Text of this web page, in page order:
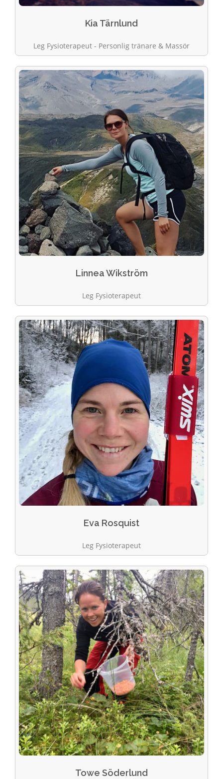
Kia Tärnlund
Leg Fysioterapeut - Personlig tränare & Massör
Linnea Wikström
Leg Fysioterapeut​
Eva Rosquist
Leg Fysioterapeut
Towe Söderlund